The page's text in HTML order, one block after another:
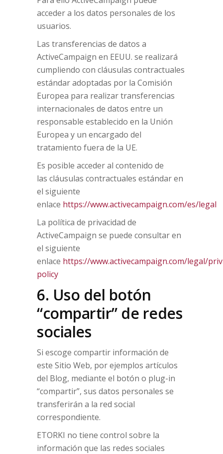
acceder a los datos personales de los
usuarios.
Las transferencias de datos a
ActiveCampaign en EEUU. se realizará
cumpliendo con cláusulas contractuales
estándar adoptadas por la Comisión
Europea para realizar transferencias
internacionales de datos entre un
responsable establecido en la Unión
Europea y un encargado del
tratamiento fuera de la UE.
Es posible acceder al contenido de
las cláusulas contractuales estándar en
el siguiente
enlace https://www.activecampaign.com/es/legal
La política de privacidad de
ActiveCampaign se puede consultar en
el siguiente
enlace https://www.activecampaign.com/legal/
policy
6. Uso del botón
“compartir” de redes
sociales
Si escoge compartir información de
este Sitio Web, por ejemplos artículos
del Blog, mediante el botón o plug-in
“compartir”, sus datos personales se
transferirán a la red social
correspondiente.
ETORKI no tiene control sobre la
información que las redes sociales